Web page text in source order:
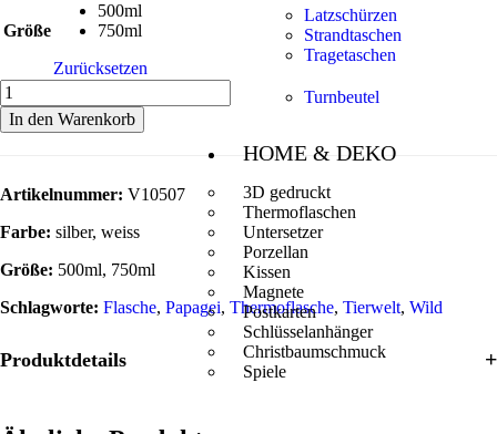
Latzschürzen
Strandtaschen
Tragetaschen
Turnbeutel
HOME & DEKO
3D gedruckt
Thermoflaschen
Untersetzer
Porzellan
Kissen
Magnete
Postkarten
Schlüsselanhänger
Christbaumschmuck
Spiele
Größe
500ml
750ml
Zurücksetzen
In den Warenkorb
Artikelnummer: V10507
Farbe: silber, weiss
Größe: 500ml, 750ml
Schlagworte: Flasche, Papagei, Thermoflasche, Tierwelt, Wild
Produktdetails